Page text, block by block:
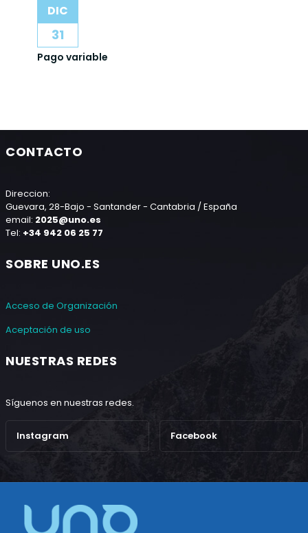
DIC
31
Pago variable
CONTACTO
Direccion:
Guevara, 28-Bajo - Santander - Cantabria / España
email: 2025@uno.es
Tel: +34 942 06 25 77
SOBRE UNO.ES
Acceso de Organización
Aceptación de uso
NUESTRAS REDES
Síguenos en nuestras redes.
Instagram Facebook